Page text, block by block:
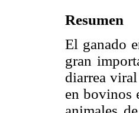
Resumen
El ganado
gran
diarrea
en bovinos